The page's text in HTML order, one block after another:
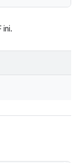
ini.